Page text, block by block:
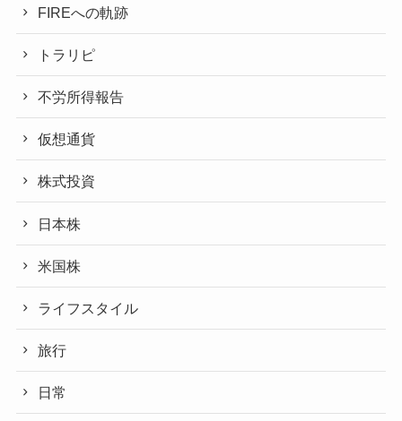
FIREへの軌跡
トラリピ
不労所得報告
仮想通貨
株式投資
日本株
米国株
ライフスタイル
旅行
日常